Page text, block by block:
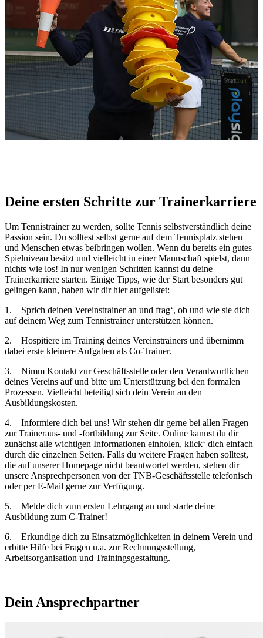
Deine ersten Schritte zur Trainerkarriere
Um Tennistrainer zu werden, sollte Tennis selbstverständlich deine
Passion sein. Du solltest selbst gerne auf dem Tennisplatz stehen
und Menschen etwas beibringen wollen. Wenn du bereits ein gutes
Spielniveau besitzt und vielleicht in einer Mannschaft spielst, dann
nichts wie los! In nur wenigen Schritten kannst du deine
Trainerkarriere starten. Einige Tipps, wie der Start besonders gut
gelingen kann, haben wir dir hier aufgelistet:
1. Sprich deinen Vereinstrainer an und frag‘, ob und wie sie dich
auf deinem Weg zum Tennistrainer unterstützen können.
2. Hospitiere im Training deines Vereinstrainers und übernimm
dabei erste kleinere Aufgaben als Co-Trainer.
3. Nimm Kontakt zur Geschäftsstelle oder den Verantwortlichen
deines Vereins auf und bitte um Unterstützung bei den formalen
Prozessen. Vielleicht beteiligt sich dein Verein an den
Ausbildungskosten.
4. Informiere dich bei uns! Wir stehen dir gerne bei allen Fragen
zur Traineraus- und -fortbildung zur Seite. Online kannst du dir
zunächst alle wichtigen Informationen einholen, klick‘ dich einfach
durch die einzelnen Seiten. Falls du weitere Fragen haben solltest,
die auf unserer Homepage nicht beantwortet werden, stehen dir
unsere Ansprechpersonen von der TNB-Geschäftsstelle telefonisch
oder per E-Mail gerne zur Verfügung.
5. Melde dich zum ersten Lehrgang an und starte deine
Ausbildung zum C-Trainer!
6. Erkundige dich zu Einsatzmöglichkeiten in deinem Verein und
erbitte Hilfe bei Fragen u.a. zur Rechnungsstellung,
Arbeitsorganisation und Trainingsgestaltung.
Dein Ansprechpartner